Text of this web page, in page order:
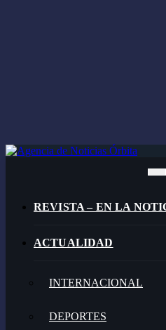
REVISTA – EN LA
ACTUALIDAD
INTERNACIONAL
DEPORTES